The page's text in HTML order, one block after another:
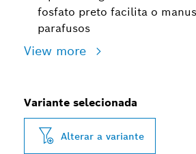
fosfato preto facilita o
parafusos
View more
Variante selecionada
Alterar a variante